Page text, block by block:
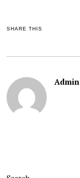
SHARE THIS
Admin